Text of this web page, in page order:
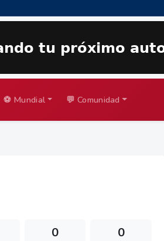
⚽ Mundial 💬 Comunidad
0 0